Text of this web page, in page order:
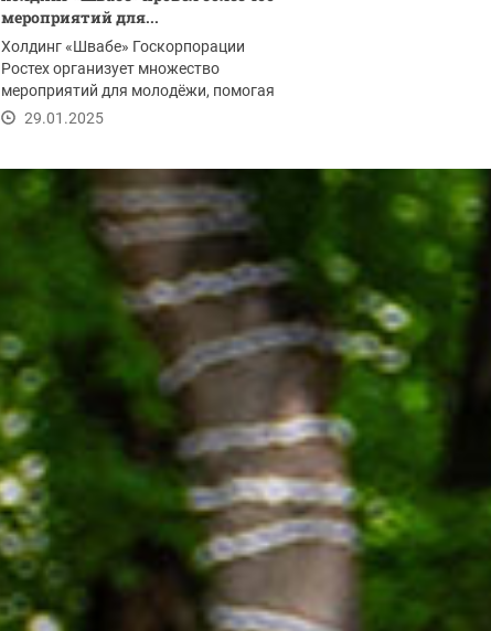
мероприятий для...
Холдинг «Швабе» Госкорпорации
Ростех организует множество
мероприятий для молодёжи, помогая
определиться с выбором...
29.01.2025